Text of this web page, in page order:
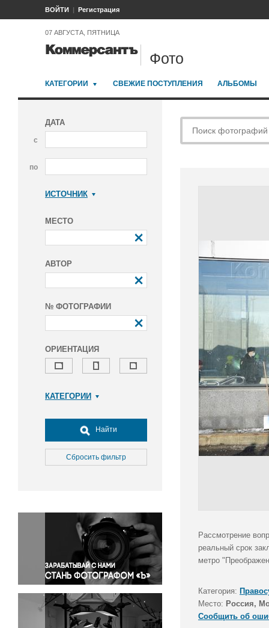
ВОЙТИ Регистрация
07 АВГУСТА, ПЯТНИЦА
Фото
КАТЕГОРИИ СВЕЖИЕ ПОСТУПЛЕНИЯ АЛЬБОМЫ
ДАТА
с
по
ИСТОЧНИК
МЕСТО
АВТОР
№ ФОТОГРАФИИ
ОРИЕНТАЦИЯ
КАТЕГОРИИ
Досуг, туризм и отдых
Культура
Медицина
Окружающая среда
Политика
Правосудие
Происшествия и конфликты
Религия
Светская жизнь
Спорт
Экология
Найти
Сбросить фильтр
Рассмотрение
реальный срок
метро
Категория:
Место: Россия,
Сообщить об